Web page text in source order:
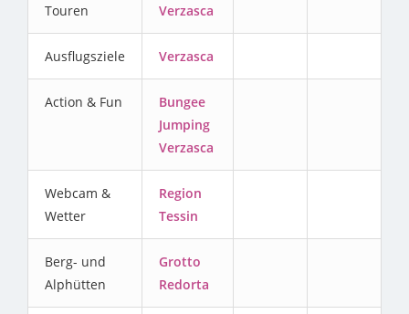
Touren
Verzasca
Ausflugsziele Verzasca
Action & Fun
Bungee
Jumping
Verzasca
Webcam &
Wetter
Region
Tessin
Berg- und
Alphütten
Grotto
Redorta